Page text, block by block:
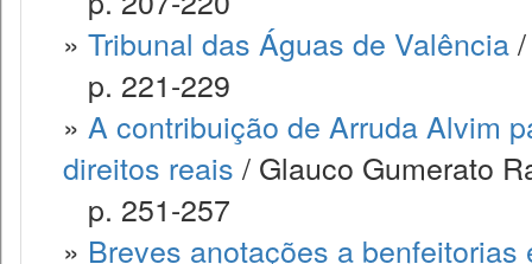
» Tribunal das Águas de Valência
p. 221-229
» A contribuição de Arruda Alvim
direitos reais / Glauco Gumerato
p. 251-257
» Breves anotações a